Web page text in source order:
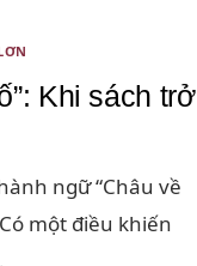
Khi sách trở
ngữ “Châu về
một điều khiến